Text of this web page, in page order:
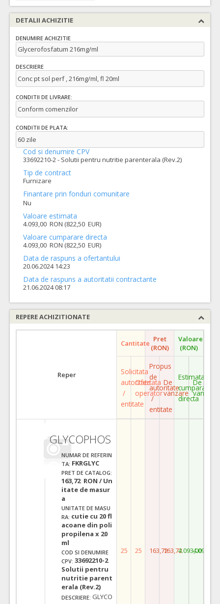
DETALII ACHIZITIE
DENUMIRE ACHIZITIE
Glycerofosfatum 216mg/ml
DESCRIERE
Conc pt sol perf , 216mg/ml, fl 20ml
CONDITII DE LIVRARE:
Conform comenzilor
CONDITII DE PLATA:
60 zile
Cod si denumire CPV
33692210-2 - Solutii pentru nutritie parenterala (Rev.2)
Tip de contract
Furnizare
Finantare prin fonduri comunitare
Nu
Valoare estimata
4.093,00 RON (822,50 EUR)
Valoare cumparare directa
4.093,00 RON (822,50 EUR)
Data de raspuns a ofertantului
20.06.2024 14:23
Data de raspuns a autoritatii contractante
21.06.2024 08:17
REPERE ACHIZITIONATE
Reper
Cantitate Pret
(RON)
Valoare
(RON)
Solicitata
autoritate
/
entitate
Ofertata
operator
Propus
de
autoritate
/
entitate
De
vanzare
Estimata
cumparare
directa
De
vanzare
GLYCOPHOS
NUMAR DE REFERIN
TA: FKRGLYC
PRET DE CATALOG:
163,72 RON / Un
itate de masur
a
UNITATE DE MASU
RA: cutie cu 20 fl
acoane din poli
propilena x 20
ml
COD SI DENUMIRE
CPV: 33692210-2
Solutii pentru
nutritie parent
erala (Rev.2)
DESCRIERE: GLYCO
25 25 163,72163,724.093,004.093,00